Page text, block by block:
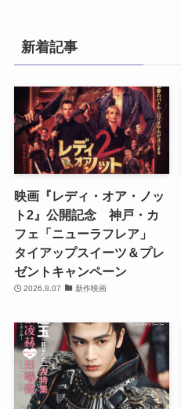
新着記事
映画『レディ・オア・ノッ
ト2』公開記念 神戸・カ
フェ「ニューラフレア」
タイアップスイーツ＆プレ
ゼントキャンペーン
2026.8.07 新作映画